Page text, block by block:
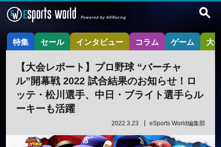
特集 セール インタビュー コラム ゲーム 大
【大会レポート】プロ野球 “バーチャ
ル”開幕戦 2022 試合結果のお知らせ！ロ
ッテ・松川選手、中日・ブライト選手らル
ーキーも活躍
2022.3.23 eSports World編集部